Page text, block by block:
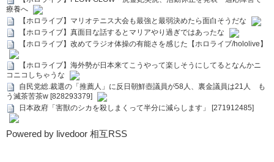
療養へ
【ホロライブ】マリオテニス大会も最強と最弱決めたら面白そうだな
【ホロライブ】真面目な話するとマリアやり過ぎではあったな
【ホロライブ】改めてラジオ体操の有能さを感じた【ホロライブ/hololive】
【ホロライブ】海外勢が日本来てこうやって楽しそうにしてるとなんかニ
コニコしちゃうな
自民党総.裁選の「推薦人」に反日朝鮮壺議員が58人、裏金議員は21人 も
う滅茶苦茶w [828293379]
日本政府「害獣のシカを殺しまくって半分に減らします」 [271912485]
Powered by livedoor 相互RSS